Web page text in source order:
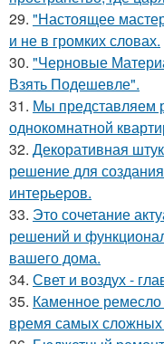
29. "Настоящее
и не в громких словах.
30. "Черновые
Взять Подешевле".
31. Мы представляем
однокомнатной
32. Декоративная
решение для
интерьеров.
33. Это сочетание
решений и
вашего дома.
34. Свет и воздух -
35. Каменное
время самых сложных